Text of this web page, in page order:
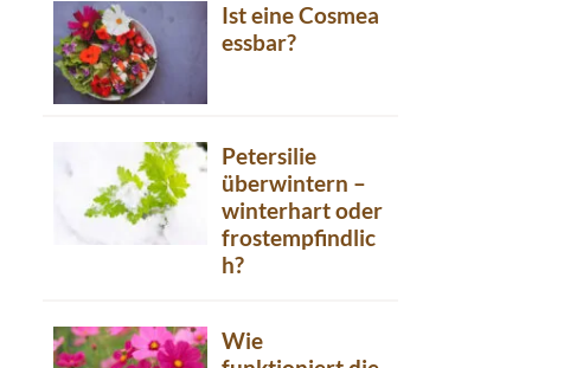
Ist eine Cosmea
essbar?
Petersilie
überwintern –
winterhart oder
frostempfindlic
h?
Wie